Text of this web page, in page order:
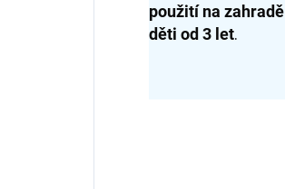
použití na zahradě
děti od 3 let.